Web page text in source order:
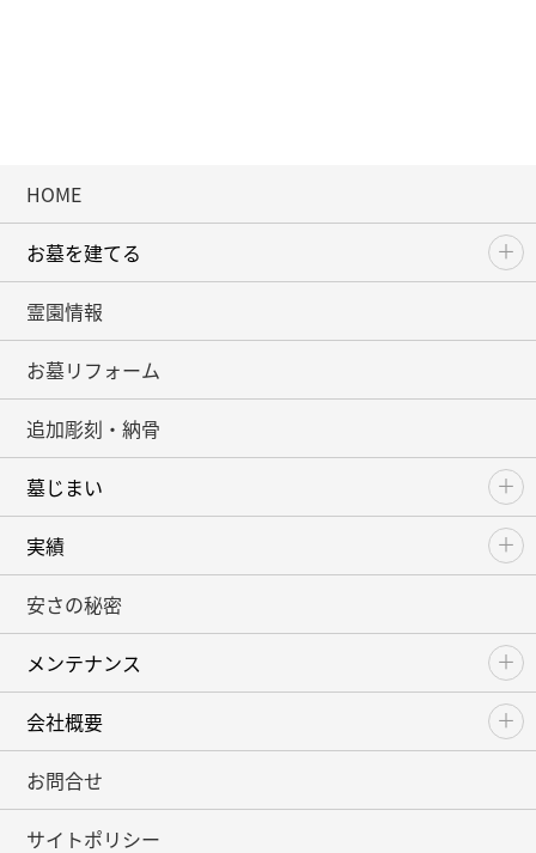
HOME
お墓を建てる
霊園情報
お墓リフォーム
追加彫刻・納骨
墓じまい
実績
安さの秘密
メンテナンス
会社概要
お問合せ
サイトポリシー